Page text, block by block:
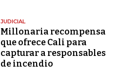
JUDICIAL
Millonaria recompensa
que ofrece Cali para
capturar a responsables
de incendio